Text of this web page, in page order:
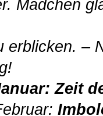
Mädchen
erblicken. –
Zeit